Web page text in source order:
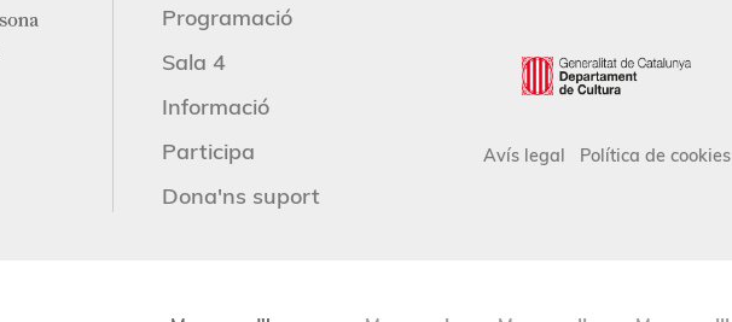
Programació
Sala 4
Informació
Participa
Dona'ns suport
Avís legal Política de cookies